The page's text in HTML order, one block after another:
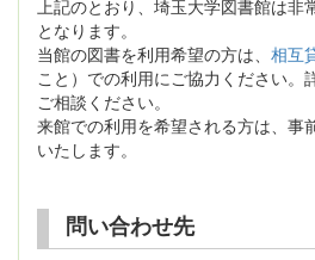
上記のとおり、埼玉大学図書館は
となります。
当館の図書を利用希望の方は、 相互
こと）での利用にご協力ください。
ご相談ください。
来館での利用を希望される方は、事
いたします。
問い合わせ先